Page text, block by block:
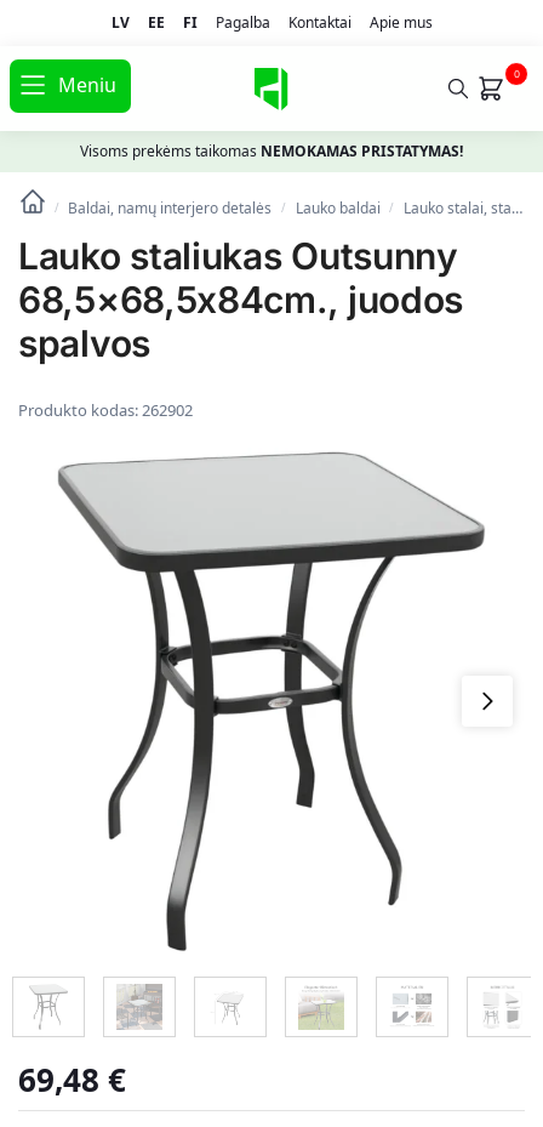
LV EE FI Pagalba Kontaktai Apie mus
Meniu 0
Visoms prekėms taikomas NEMOKAMAS PRISTATYMAS!
/ Baldai, namų interjero detalės / Lauko baldai / Lauko stalai, staliukai
Lauko staliukas Outsunny
68,5×68,5x84cm., juodos
spalvos
Produkto kodas:262902
69,48 €